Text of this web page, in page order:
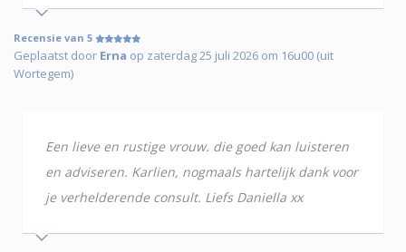
Recensie van 5
Geplaatst door Erna op zaterdag 25 juli 2026 om 16u00 (uit
Wortegem)
Een lieve en rustige vrouw. die goed kan luisteren
en adviseren. Karlien, nogmaals hartelijk dank voor
je verhelderende consult. Liefs Daniella xx